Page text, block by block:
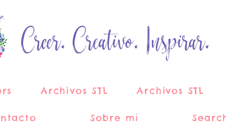
Creer. Creativo. Inspirar.
Archivos STL Archivos STL
Sobre mí